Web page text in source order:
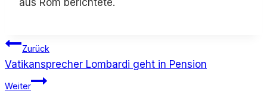
Beitragsnavigation
Zurück
Vatikansprecher Lombardi geht in Pension
Weiter